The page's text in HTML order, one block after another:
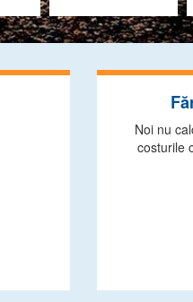
Noi nu
costurile